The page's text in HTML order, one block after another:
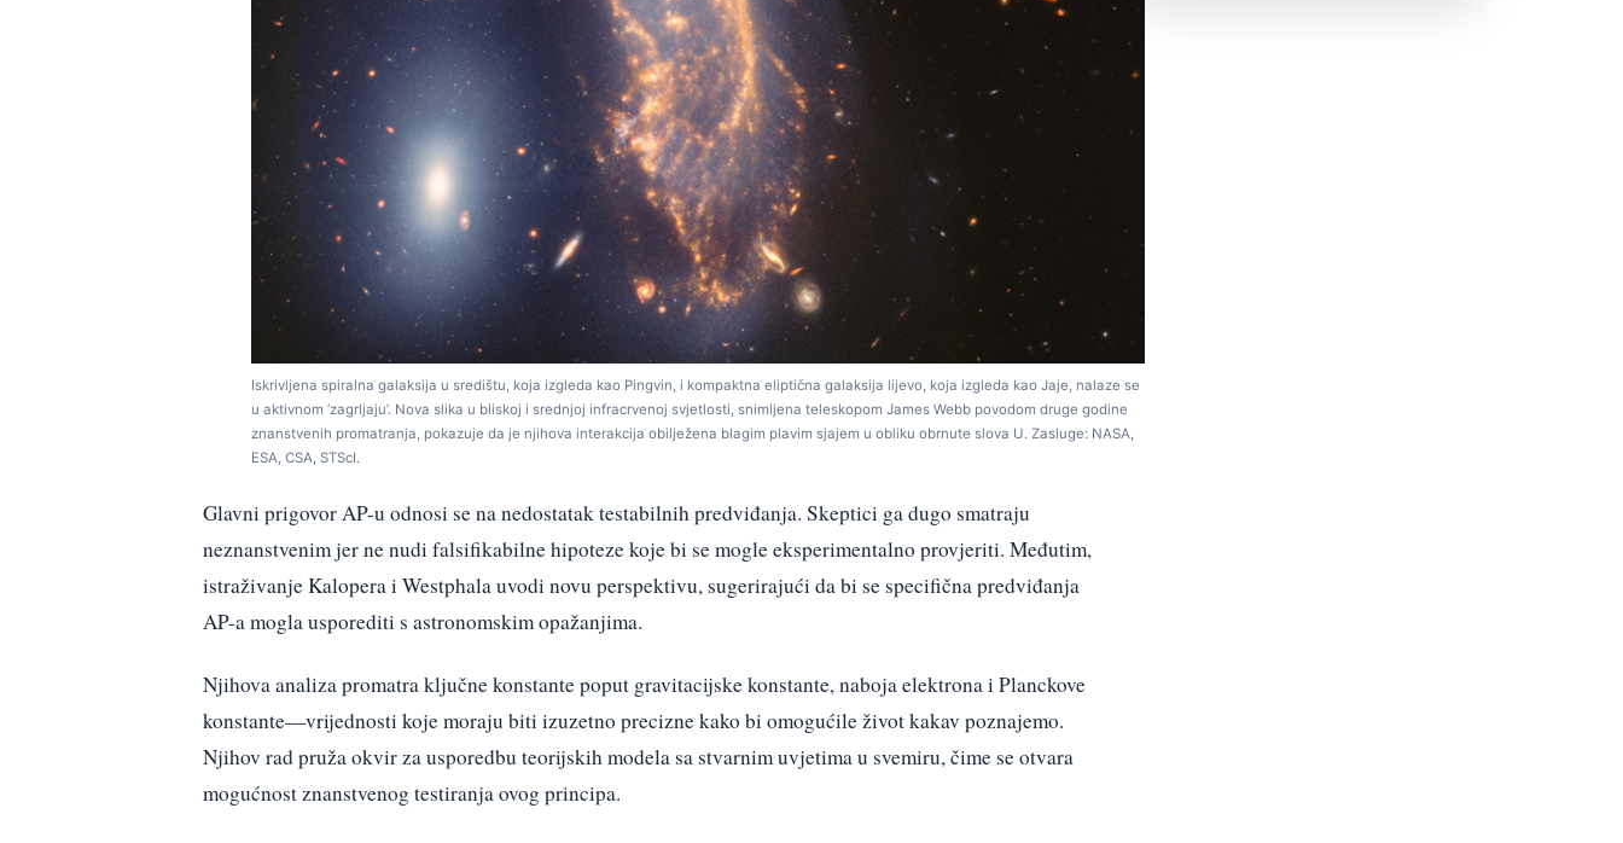
Iskrivljena spiralna galaksija u središtu, koja izgleda kao Pingvin, i kompaktna eliptična galaksija lijevo, koja izgleda kao Jaje, nalaze se
u aktivnom ‘zagrljaju’. Nova slika u bliskoj i srednjoj infracrvenoj svjetlosti, snimljena teleskopom James Webb povodom druge godine
znanstvenih promatranja, pokazuje da je njihova interakcija obilježena blagim plavim sjajem u obliku obrnute slova U. Zasluge: NASA,
ESA, CSA, STScI.
Glavni prigovor AP-u odnosi se na nedostatak testabilnih predviđanja. Skeptici ga dugo smatraju
neznanstvenim jer ne nudi falsifikabilne hipoteze koje bi se mogle eksperimentalno provjeriti. Međutim,
istraživanje Kalopera i Westphala uvodi novu perspektivu, sugerirajući da bi se specifična predviđanja
AP-a mogla usporediti s astronomskim opažanjima.
Njihova analiza promatra ključne konstante poput gravitacijske konstante, naboja elektrona i Planckove
konstante—vrijednosti koje moraju biti izuzetno precizne kako bi omogućile život kakav poznajemo.
Njihov rad pruža okvir za usporedbu teorijskih modela sa stvarnim uvjetima u svemiru, čime se otvara
mogućnost znanstvenog testiranja ovog principa.